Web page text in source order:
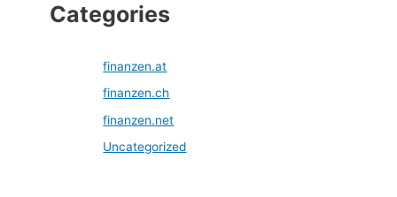
Categories
finanzen.at
finanzen.ch
finanzen.net
Uncategorized